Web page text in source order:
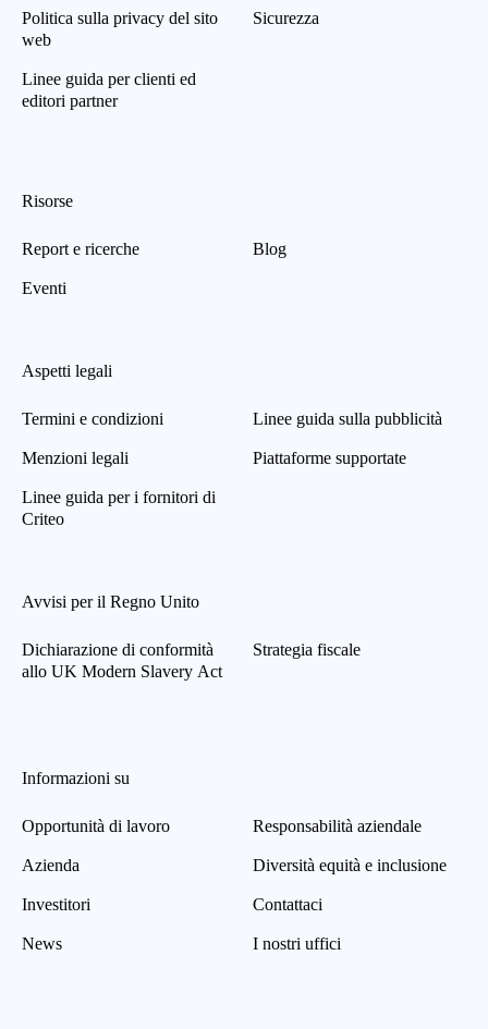
Politica sulla privacy del sito
web
Linee guida per clienti ed
editori partner
Sicurezza
Risorse
Report e ricerche
Eventi
Blog
Aspetti legali
Termini e condizioni
Menzioni legali
Linee guida per i fornitori di
Criteo
Linee guida sulla pubblicità
Piattaforme supportate
Avvisi per il Regno Unito
Dichiarazione di conformità
allo UK Modern Slavery Act
Strategia fiscale
Informazioni su
Opportunità di lavoro
Azienda
Investitori
News
Responsabilità aziendale
Diversità equità e inclusione
Contattaci
I nostri uffici